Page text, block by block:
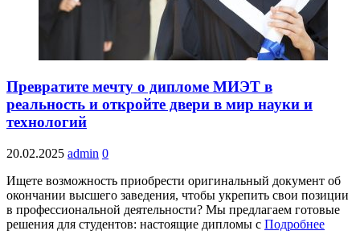
Превратите мечту о дипломе МИЭТ в
реальность и откройте двери в мир науки и
технологий
20.02.2025 admin 0
Ищете возможность приобрести оригинальный документ об
окончании высшего заведения, чтобы укрепить свои позиции
в профессиональной деятельности? Мы предлагаем готовые
решения для студентов: настоящие дипломы с Подробнее